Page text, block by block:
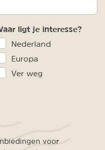
ligt je interesse?
Nederland
Europa
Ver weg
voor